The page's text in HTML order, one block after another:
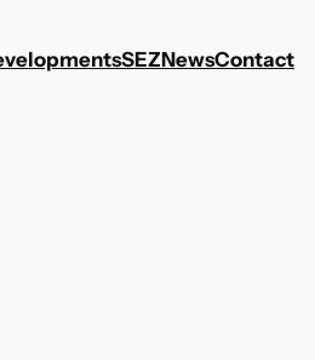
SEZNewsContact